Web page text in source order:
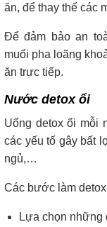
ăn, để thay thế các
Để đảm bảo an
muối pha loãng
ăn trực tiếp.
Nước detox ổi
Uống detox ổi mỗi
các yếu tố gây bất
ngủ,…
Các bước làm
Lựa chọn những